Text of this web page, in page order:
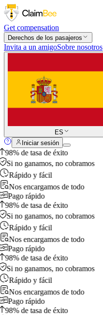
Get compensation
Derechos de los pasajeros
Invita a un amigoSobre nosotros
ES
Iniciar sesión
98% de tasa de éxito
Si no ganamos, no cobramos
Rápido y fácil
Nos encargamos de todo
Pago rápido
98% de tasa de éxito
Si no ganamos, no cobramos
Rápido y fácil
Nos encargamos de todo
Pago rápido
98% de tasa de éxito
Si no ganamos, no cobramos
Rápido y fácil
Nos encargamos de todo
Pago rápido
98% de tasa de éxito